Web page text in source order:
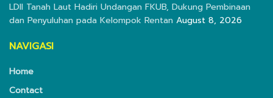
LDII Tanah Laut Hadiri Undangan FKUB, Dukung Pembinaan
dan Penyuluhan pada Kelompok Rentan August 8, 2026
NAVIGASI
Home
Contact